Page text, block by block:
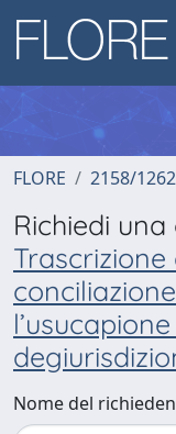
FLORE 2158/
Richiedi
Trascrizione
Nome del